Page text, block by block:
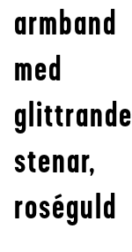
armband
med
glittrande
stenar,
roséguld